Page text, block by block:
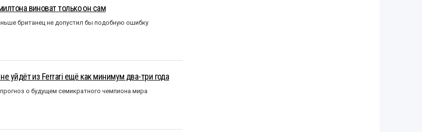
виноват только он сам
британец не допустил бы подобную ошибку
уйдёт из Ferrari ещё как минимум два-три года
о будущем семикратного чемпиона мира